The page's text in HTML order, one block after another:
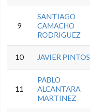
9
SANTIAGO
CAMACHO
RODRIGUEZ
10 JAVIER PINTOS
11
PABLO
ALCANTARA
MARTINEZ